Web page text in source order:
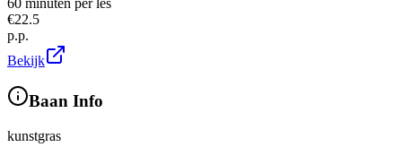
€22.5
p.p.
Bekijk
Baan Info
kunstgras